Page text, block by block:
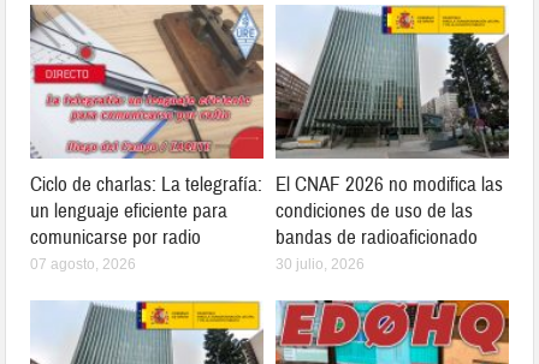
Ciclo de charlas: La telegrafía:
un lenguaje eficiente para
comunicarse por radio
07 agosto, 2026
El CNAF 2026 no modifica las
condiciones de uso de las
bandas de radioaficionado
30 julio, 2026